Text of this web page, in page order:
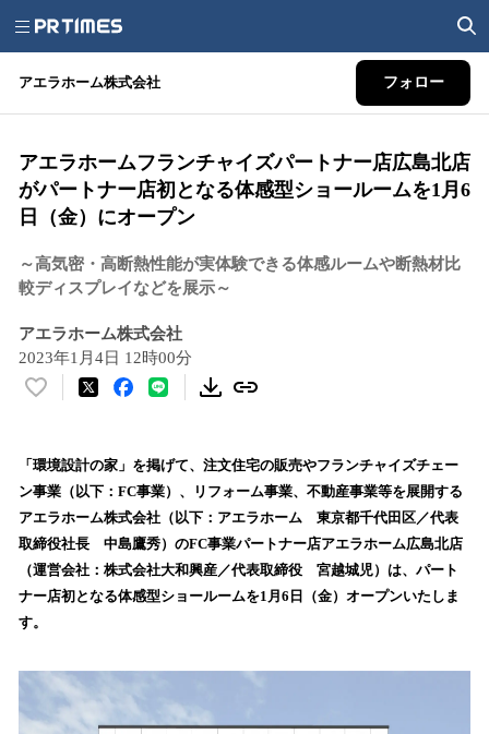
アエラホーム株式会社 フォロー
アエラホームフランチャイズパートナー店広島北店
がパートナー店初となる体感型ショールームを1月6
日（金）にオープン
～高気密・高断熱性能が実体験できる体感ルームや断熱材比
較ディスプレイなどを展示～
アエラホーム株式会社
2023年1月4日 12時00分
い
！
数
を
読
み
込
み
中
す
「環境設計の家」を掲げて、注文住宅の販売やフランチャイズチェー
ン事業（以下：FC事業）、リフォーム事業、不動産事業等を展開する
アエラホーム株式会社（以下：アエラホーム 東京都千代田区／代表
取締役社長 中島鷹秀）のFC事業パートナー店アエラホーム広島北店
（運営会社：株式会社大和興産／代表取締役 宮越城児）は、パート
ナー店初となる体感型ショールームを1月6日（金）オープンいたしま
す。